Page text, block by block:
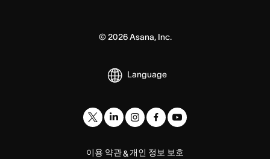
© 2026Asana, Inc.
Language
이용 약관& 개인 정보 보호